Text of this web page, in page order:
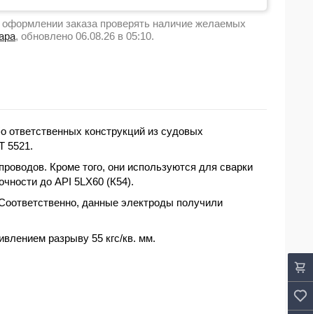
заказа проверять наличие желаемых
, обновлено 06.08.26 в 05:10.
ответственных конструкций из судовых
5521.
Кроме того, они используются для сварки
до API 5LX60 (К54).
данные электроды получили
разрыву 55 кгс/кв. мм.